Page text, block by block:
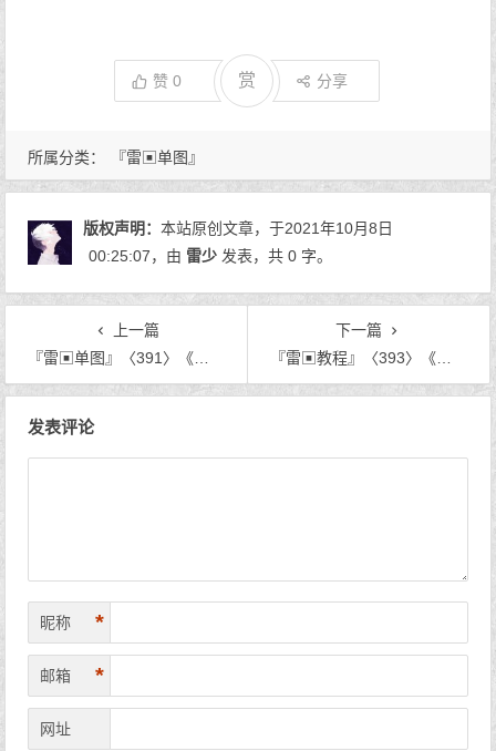
所属分类： 『雷▣单图』
赞 0 赏 分享
版权声明：本站原创文章，于2021年10月8日
00:25:07，由 雷少 发表，共 0 字。
上一篇
『雷▣单图』〈391〉《轻轻说早安》
下一篇
『雷▣教程』〈393〉《签名上加小动画装饰简单教程》
发表评论
昵称 *
邮箱 *
网址